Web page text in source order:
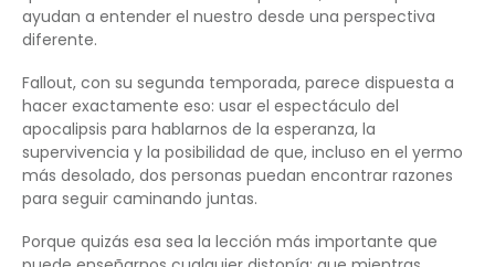
ayudan a entender el nuestro desde una perspectiva
diferente.
Fallout, con su segunda temporada, parece dispuesta a
hacer exactamente eso: usar el espectáculo del
apocalipsis para hablarnos de la esperanza, la
supervivencia y la posibilidad de que, incluso en el yermo
más desolado, dos personas puedan encontrar razones
para seguir caminando juntas.
Porque quizás esa sea la lección más importante que